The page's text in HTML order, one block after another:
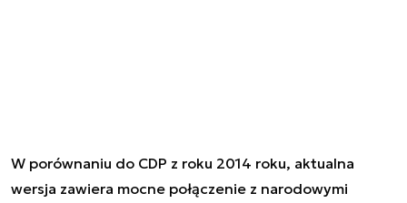
W porównaniu do CDP z roku 2014 roku, aktualna
wersja zawiera mocne połączenie z narodowymi